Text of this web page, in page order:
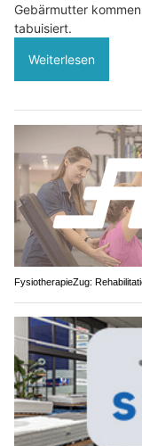
Gebärmutter
tabuisiert.
Weiterlesen
FysiotherapieZug: